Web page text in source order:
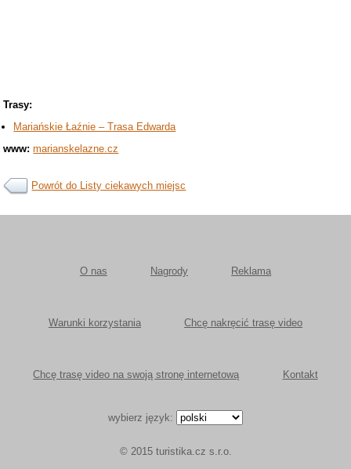
Trasy:
Mariańskie Łaźnie – Trasa Edwarda
www: marianskelazne.cz
Powrót do Listy ciekawych miejsc
O nas Nagrody Reklama
Warunki korzystania Chcę nakręcić trasę video
Chcę trasę video na swoją stronę internetową Kontakt
wybierz język:
© 2015 turistika.cz s.r.o.